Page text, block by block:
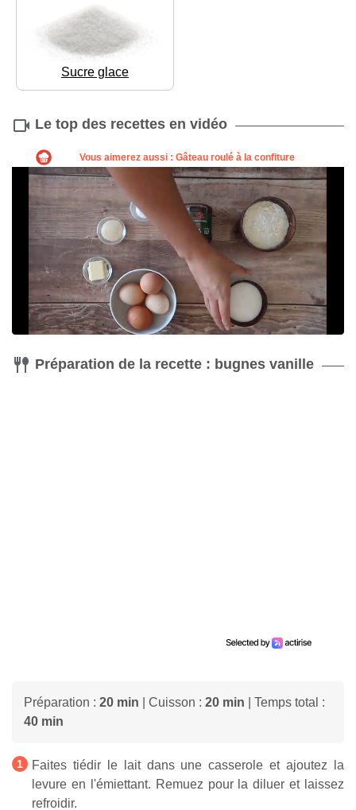
Sucre glace
Le top des recettes en vidéo
Préparation de la recette : bugnes vanille
Préparation : 20 min | Cuisson : 20 min | Temps total :
40 min
Faites tiédir le lait dans une casserole et ajoutez la
levure en l'émiettant. Remuez pour la diluer et laissez
refroidir.